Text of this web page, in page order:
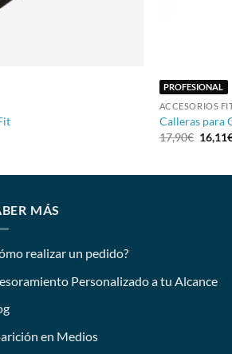
PROFESIONAL
ACCESORIOS
Calleras para
17,90€ 16,11
MÁS
realizar un pedido?
Personalizado a tu Alcance
en Medios